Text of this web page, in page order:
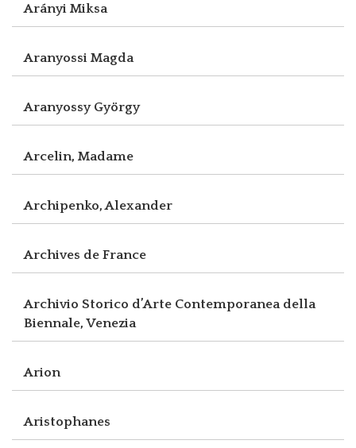
Arányi Miksa
Aranyossi Magda
Aranyossy György
Arcelin, Madame
Archipenko, Alexander
Archives de France
Archivio Storico d’Arte Contemporanea della
Biennale, Venezia
Arion
Aristophanes